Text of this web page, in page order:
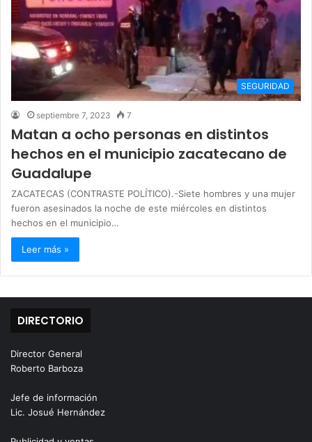
SEGURIDAD
septiembre 7, 2023 7
Matan a ocho personas en distintos
hechos en el municipio zacatecano de
Guadalupe
ZACATECAS (CONTRASTE POLÍTICO).-Siete hombres y una mujer
fueron asesinados la noche de este miércoles en distintos
hechos en el municipio…
Leer más »
DIRECTORIO
Director General
Roberto Barboza
Jefe de información
Lic. Josué Hernández